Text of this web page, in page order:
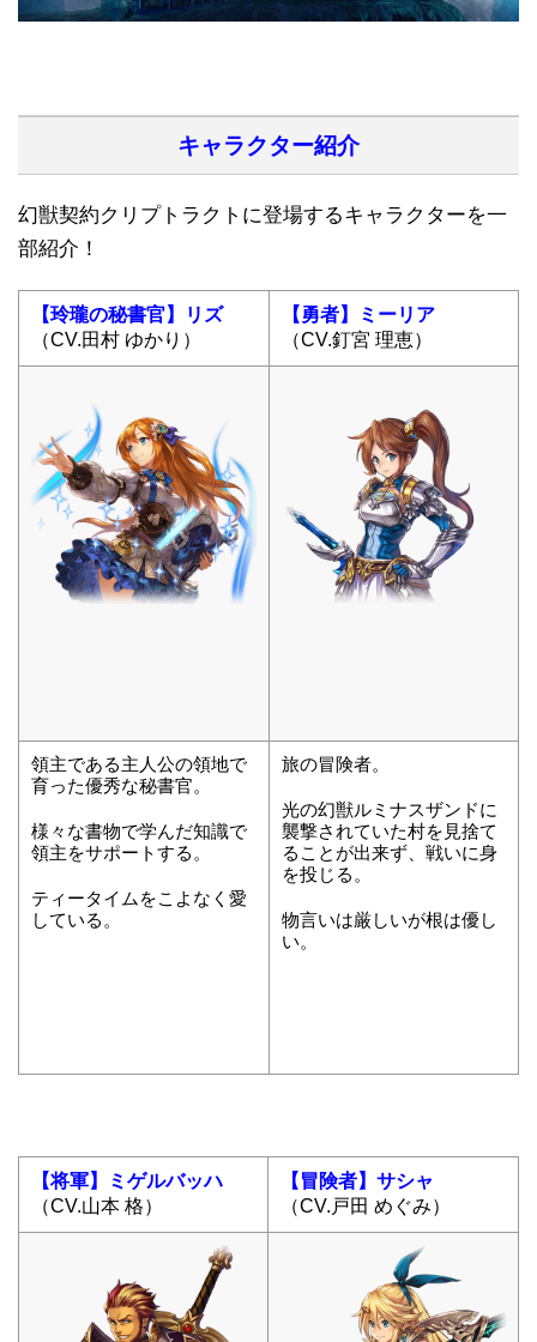
キャラクター紹介
幻獣契約クリプトラクトに登場するキャラクターを一
部紹介！
【玲瓏の秘書官】リズ
（CV.田村 ゆかり）
【勇者】ミーリア
（CV.釘宮 理恵）
領主である主人公の領地で
育った優秀な秘書官。
様々な書物で学んだ知識で
領主をサポートする。
ティータイムをこよなく愛
している。
旅の冒険者。
光の幻獣ルミナスザンドに
襲撃されていた村を見捨て
ることが出来ず、戦いに身
を投じる。
物言いは厳しいが根は優し
い。
【将軍】ミゲルバッハ
（CV.山本 格）
【冒険者】サシャ
（CV.戸田 めぐみ）